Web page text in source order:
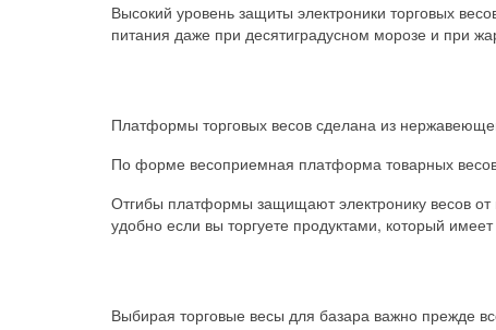
Высокий уровень защиты электроники торговых
питания даже при десятиградусном морозе и при
Платформы торговых весов сделана из
По форме весоприемная платформа товарных
Отгибы платформы защищают электронику весов
удобно если вы торгуете продуктами, который
Выбирая торговые весы для базара важно прежде